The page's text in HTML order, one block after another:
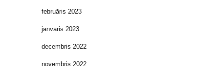
februāris 2023
janvāris 2023
decembris 2022
novembris 2022